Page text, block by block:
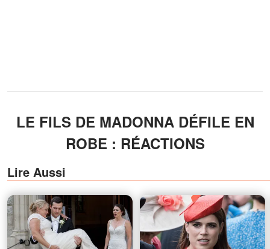
LE FILS DE MADONNA DÉFILE EN
ROBE : RÉACTIONS
Lire Aussi